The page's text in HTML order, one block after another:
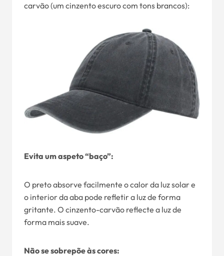
carvão (um cinzento escuro com tons brancos):
Evita um aspeto “baço”:
O preto absorve facilmente o calor da luz solar e
o interior da aba pode refletir a luz de forma
gritante. O cinzento-carvão reflecte a luz de
forma mais suave.
Não se sobrepõe às cores: